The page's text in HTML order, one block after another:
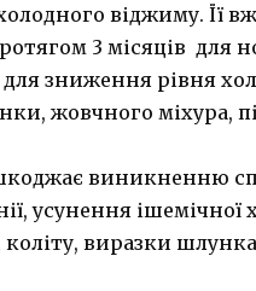
віджиму. Її
3 місяців для
для зниження рівня
жовчного міхура,
виникненню
усунення
коліту, виразки